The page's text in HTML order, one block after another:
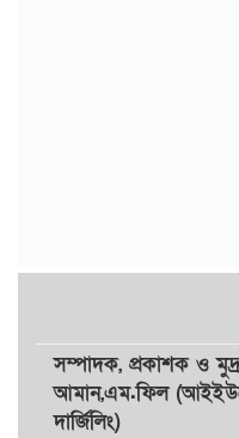
সম্পাদক, প্রকাশকও
আমান,এম.ফিল
দার্জিলিং)